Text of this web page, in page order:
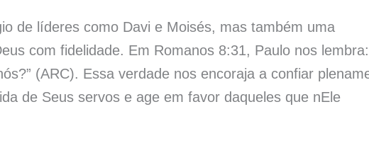
de líderes como Davi e Moisés, mas também uma
com fidelidade. Em Romanos 8:31, Paulo nos lembra:
(ARC). Essa verdade nos encoraja a confiar
de Seus servos e age em favor daqueles que nEle